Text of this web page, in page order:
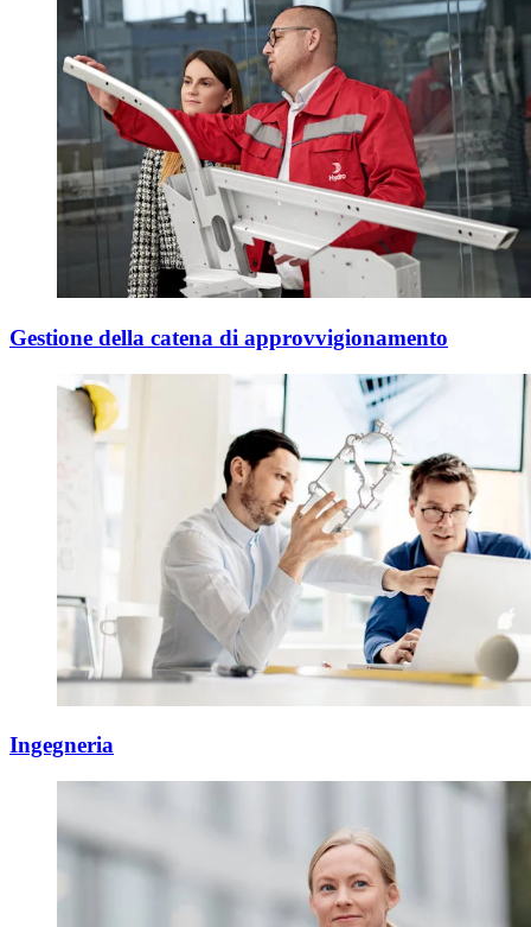
Gestione della catena di approvvigionamento
Ingegneria